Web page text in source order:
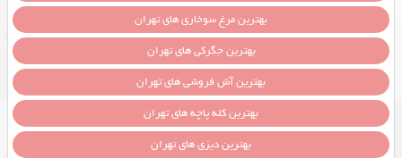
بهترین مرغ سوخاری های تهران
بهترین جگرکی های تهران
بهترین آش فروشی های تهران
بهترین کله پاچه های تهران
بهترین دیزی های تهران